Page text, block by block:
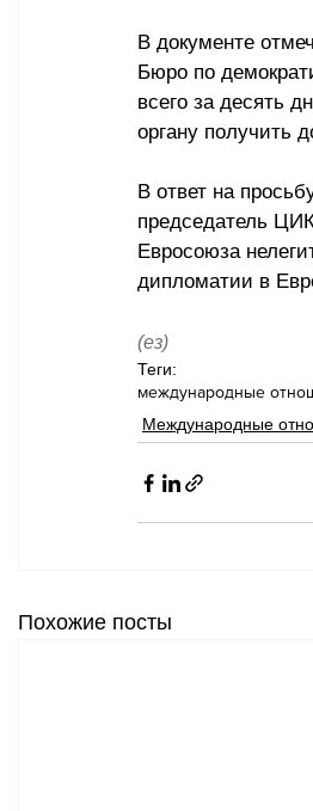
В документе
Бюро по
всего за десять
органу получить
В ответ на
председатель
Евросоюза
дипломатии в
(ез)
Теги:
международные
Международные
Похожие посты